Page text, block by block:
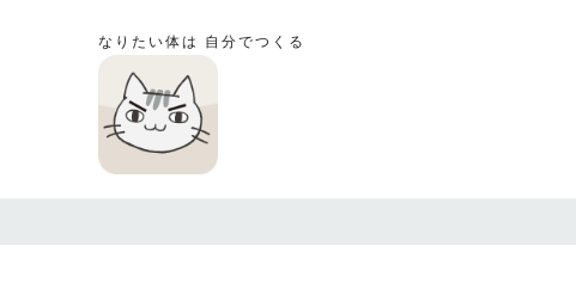
なりたい体は 自分でつくる